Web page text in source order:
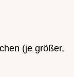
(je größer,